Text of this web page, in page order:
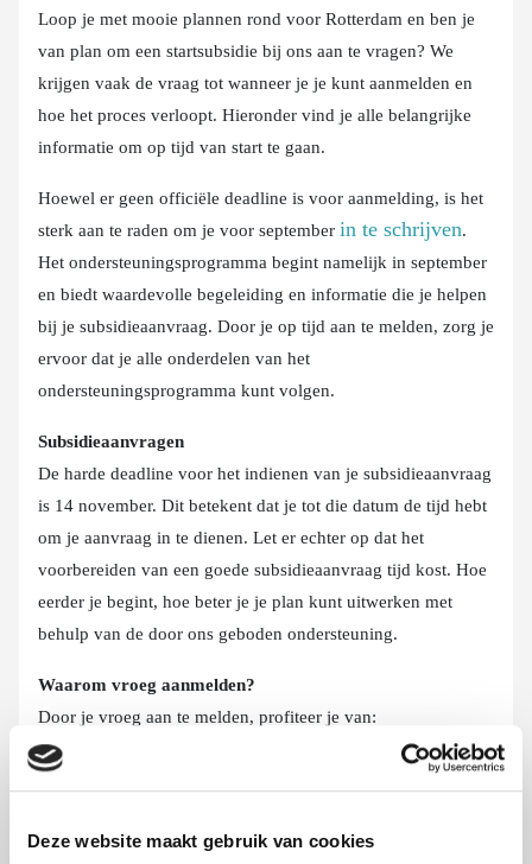
Deze website maakt gebruik van cookies
Loop je met mooie plannen rond voor Rotterdam en ben je
van plan om een startsubsidie bij ons aan te vragen? We
krijgen vaak de vraag tot wanneer je je kunt aanmelden en
hoe het proces verloopt. Hieronder vind je alle belangrijke
informatie om op tijd van start te gaan.
Hoewel er geen officiële deadline is voor aanmelding, is het
sterk aan te raden om je voor september in te schrijven.
Het ondersteuningsprogramma begint namelijk in september
en biedt waardevolle begeleiding en informatie die je helpen
bij je subsidieaanvraag. Door je op tijd aan te melden, zorg je
ervoor dat je alle onderdelen van het
ondersteuningsprogramma kunt volgen.
Subsidieaanvragen
De harde deadline voor het indienen van je subsidieaanvraag
is 14 november. Dit betekent dat je tot die datum de tijd hebt
om je aanvraag in te dienen. Let er echter op dat het
voorbereiden van een goede subsidieaanvraag tijd kost. Hoe
eerder je begint, hoe beter je je plan kunt uitwerken met
behulp van de door ons geboden ondersteuning.
Waarom vroeg aanmelden?
Door je vroeg aan te melden, profiteer je van:
Volledige deelname aan het ondersteuningsprogramma
partners